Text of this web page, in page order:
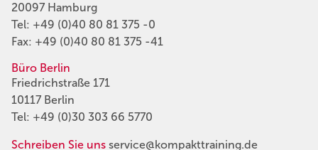
20097 Hamburg
Tel: +49 (0)40 80 81 375 -0
Fax: +49 (0)40 80 81 375 -41
Büro Berlin
Friedrichstraße 171
10117 Berlin
Tel: +49 (0)30 303 66 5770
Schreiben Sie uns service@kompakttraining.de